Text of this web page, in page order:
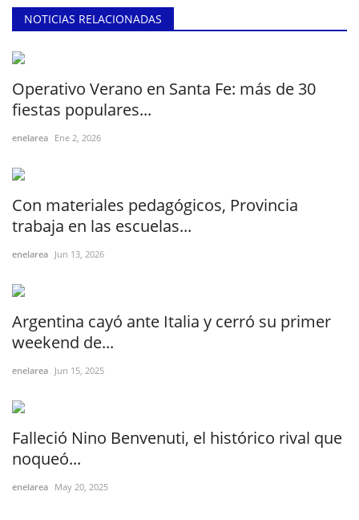
NOTICIAS RELACIONADAS
Operativo Verano en Santa Fe: más de 30
fiestas populares...
enelarea Ene 2, 2026
Con materiales pedagógicos, Provincia
trabaja en las escuelas...
enelarea Jun 13, 2026
Argentina cayó ante Italia y cerró su primer
weekend de...
enelarea Jun 15, 2025
Falleció Nino Benvenuti, el histórico rival que
noqueó...
enelarea May 20, 2025